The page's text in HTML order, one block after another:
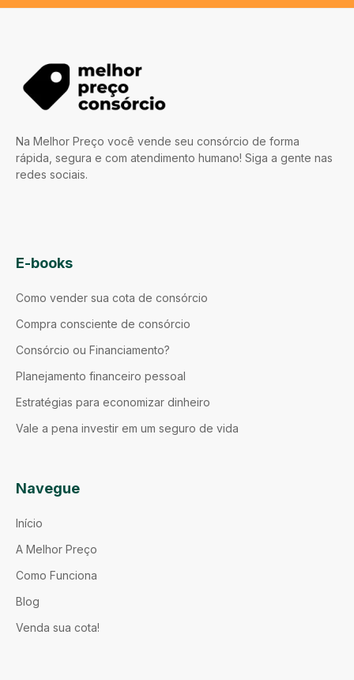
Na Melhor Preço você vende seu consórcio de forma
rápida, segura e com atendimento humano! Siga a gente nas
redes sociais.
E-books
Como vender sua cota de consórcio
Compra consciente de consórcio
Consórcio ou Financiamento?
Planejamento financeiro pessoal
Estratégias para economizar dinheiro
Vale a pena investir em um seguro de vida
Navegue
Início
A Melhor Preço
Como Funciona
Blog
Venda sua cota!